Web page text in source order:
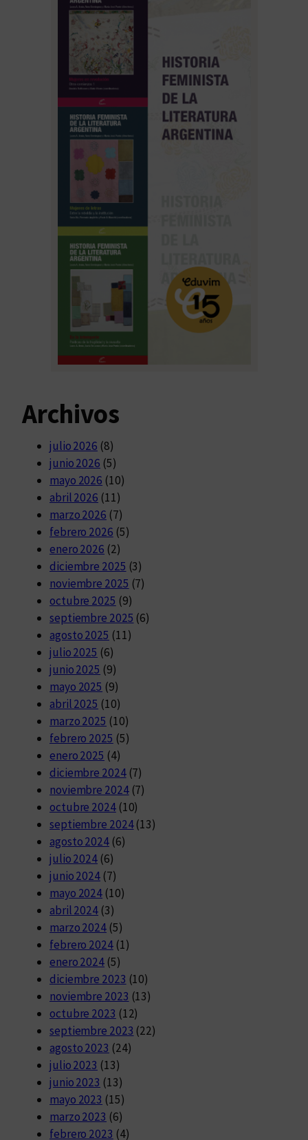
Archivos
julio 2026 (8)
junio 2026 (5)
mayo 2026 (10)
abril 2026 (11)
marzo 2026 (7)
febrero 2026 (5)
enero 2026 (2)
diciembre 2025 (3)
noviembre 2025 (7)
octubre 2025 (9)
septiembre 2025 (6)
agosto 2025 (11)
julio 2025 (6)
junio 2025 (9)
mayo 2025 (9)
abril 2025 (10)
marzo 2025 (10)
febrero 2025 (5)
enero 2025 (4)
diciembre 2024(7)
noviembre 2024(7)
octubre 2024(10)
septiembre 2024(13)
agosto 2024(6)
julio 2024 (6)
junio 2024 (7)
mayo 2024 (10)
abril 2024 (3)
marzo 2024 (5)
febrero 2024(1)
enero 2024 (5)
diciembre 2023 (10)
noviembre 2023 (13)
octubre 2023 (12)
septiembre 2023 (22)
agosto 2023 (24)
julio 2023 (13)
junio 2023 (13)
mayo 2023 (15)
marzo 2023 (6)
febrero 2023 (4)